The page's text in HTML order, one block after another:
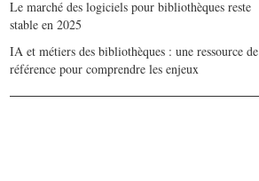
Le marché des logiciels pour bibliothèques reste
stable en 2025
IA et métiers des bibliothèques : une ressource de
référence pour comprendre les enjeux